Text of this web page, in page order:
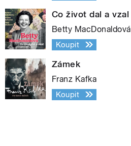
Co život dal a vzal
Betty MacDonaldová
Koupit
Zámek
Franz Kafka
Koupit